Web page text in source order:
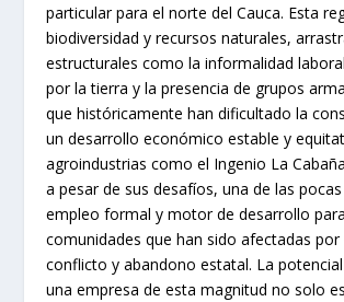
particular para el norte del Cauca. Esta
biodiversidad y recursos naturales,
estructurales como la informalidad
por la tierra y la presencia de grupos
que históricamente han dificultado la
un desarrollo económico estable y
agroindustrias como el Ingenio La
a pesar de sus desafíos, una de las
empleo formal y motor de desarrollo para
comunidades que han sido afectadas por
conflicto y abandono estatal. La
una empresa de esta magnitud no solo